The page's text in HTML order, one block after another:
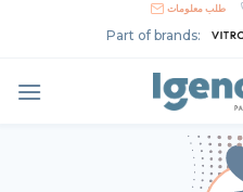
طلب معلومات
Part of brands: